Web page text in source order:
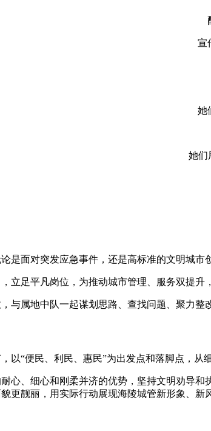
宣
她
她们
是面对突发应急事件，还是高标准的文明城市
立足平凡岗位，为推动城市管理、服务双提
与属地中队一起谋划思路、查找问题、聚力
以“便民、利民、惠民”为出发点和落脚点，从
心、细心和刚柔并济的优势，坚持文明劝导
更靓丽，用实际行动展现海陵城管新形象、新